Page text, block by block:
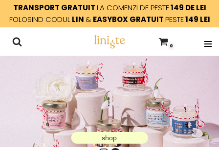
Sari
la
conținut
TRANSPORT GRATUITLA COMENZI DE PESTE149 DE LEI
FOLOSIND CODULLIN & EASYBOX GRATUITPESTE149 LEI
0
shop